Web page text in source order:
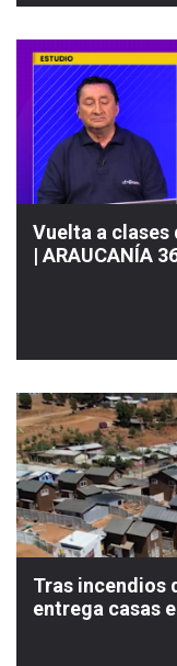
Vuelta a clases
| ARAUCANÍA
Tras incendios
entrega casas